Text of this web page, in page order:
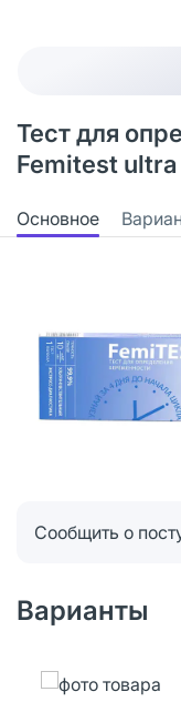
Тест для
Femitest ultra
Основное
Сообщить о
Варианты